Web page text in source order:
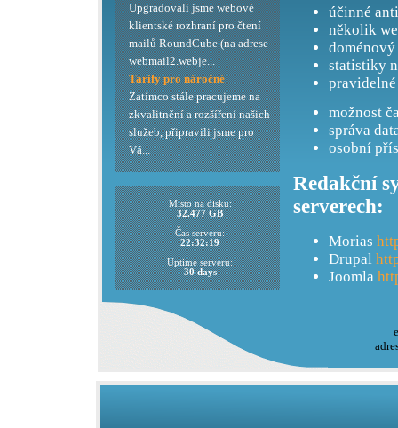
účinné
několik
doménový
statistiky
možnost
správa
osobní
Redakční
serverech:
Morias
Drupal
Joomla
Upgradovali jsme webové
klientské rozhraní pro čtení
mailů RoundCube (na adrese
webmail2.webje...
Tarify pro náročné
Zatímco stále pracujeme na
zkvalitnění a rozšíření našich
služeb, připravili jsme pro
Vá...
Misto na disku:
32.477 GB
Čas serveru:
22:32:19
Uptime serveru:
30 days